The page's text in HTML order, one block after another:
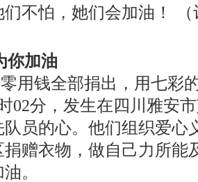
们不怕，她们会加油！
你加油
钱全部捐出，用七彩
02分，发生在四川雅安
员的心。他们组织爱心
赠衣物，做自己力所能
。